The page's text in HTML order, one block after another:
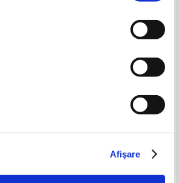
Afişare
Constantin Apostu - Si ingerii
plang, poezii de Constantin
-20% -60%